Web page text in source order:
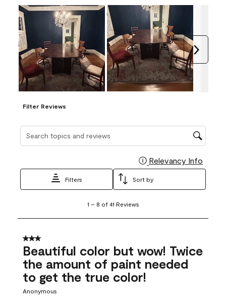
Filter Reviews
Relevancy Info
Filters Sort by
8
41
Reviews
1 – 8 of 41 Reviews
3 out of 5 stars.
Beautiful color but wow! Twice
the amount of paint needed
to get the true color!
Anonymous